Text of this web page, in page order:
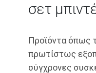
σετ
Προϊόντα όπως
πρωτίστως
σύγχρονες